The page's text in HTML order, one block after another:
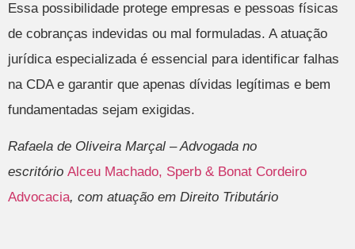
Essa possibilidade protege empresas e pessoas físicas
de cobranças indevidas ou mal formuladas. A atuação
jurídica especializada é essencial para identificar falhas
na CDA e garantir que apenas dívidas legítimas e bem
fundamentadas sejam exigidas.
Rafaela de Oliveira Marçal – Advogada no
escritório Alceu Machado, Sperb & Bonat Cordeiro
Advocacia, com atuação em Direito Tributário